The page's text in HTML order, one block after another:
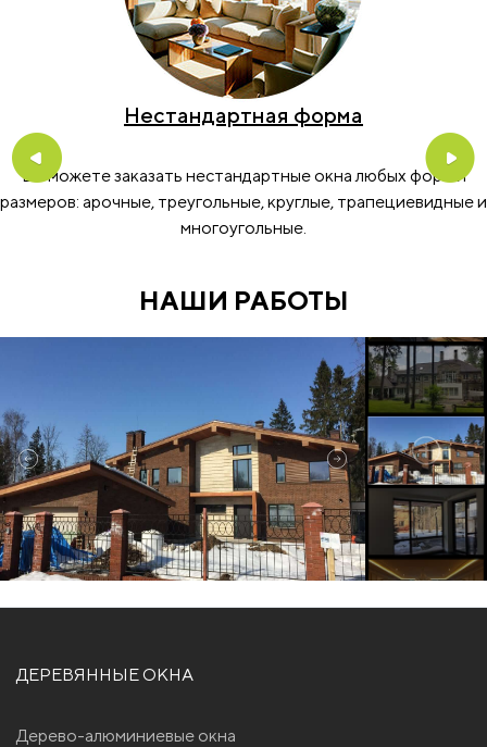
Нестандартная форма
Вы можете заказать нестандартные окна любых форм и
размеров: арочные, треугольные, круглые, трапециевидные и
многоугольные.
Previous
НАШИ РАБОТЫ
ДЕРЕВЯННЫЕ ОКНА
Дерево-алюминиевые окна